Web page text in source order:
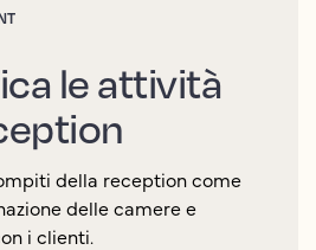
le attività
della reception come
delle camere e
i clienti.